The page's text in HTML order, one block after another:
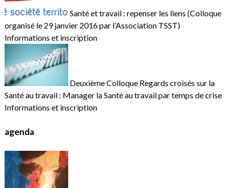
Santé et travail : repenser les liens (Colloque
organisé le 29 janvier 2016 par l’Association TSST)
Informations et inscription
Deuxième Colloque Regards croisés sur la
Santé au travail : Manager la Santé au travail par temps de crise
Informations et inscription
agenda